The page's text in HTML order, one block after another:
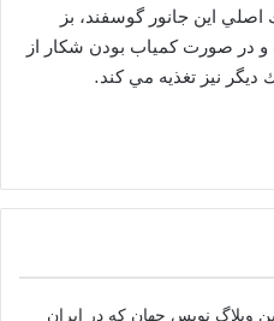
اين جانور گوسفند، بز
صورت كمياب بودن شكار از
ديگر نيز تغذيه مي كند.
وبلاگ نویس جهان که در ایران